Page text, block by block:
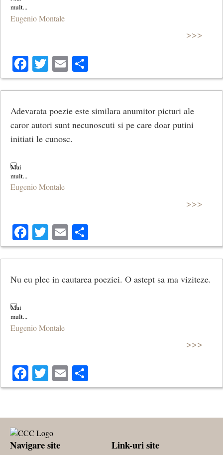
Eugenio Montale
>>>
Facebook
Twitter
Email
Adevarata poezie este similara anumitor picturi ale
caror autori sunt necunoscuti si pe care doar putini
initiati le cunosc.
Eugenio Montale
>>>
Facebook
Twitter
Email
Nu eu plec in cautarea poeziei. O astept sa ma viziteze.
Eugenio Montale
>>>
Facebook
Twitter
Email
Navigare site Link-uri site